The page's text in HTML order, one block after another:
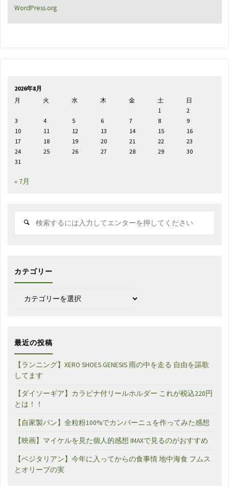
WordPress.org
2026年8月
月
火 水 木 金 土
日
1
2
3
4 5 6 7 8
9
10
11 12 13 14 15
16
17
18 19 20 21 22
23
24
25 26 27 28 29
30
31
« 7月
カテゴリー
最近の投稿
【ランニング】XERO SHOES GENESIS 雨の中を走る 自由を謳歌
してます
【ダイソーギア】カラビナ付リールホルダー これが税込220円
とは！！
【自家製パン】全粒粉100%でカンパーニュを作ってみた感想
【映画】マイケルを見た個人的感想 IMAXで見るのがおすすめ
【ベジタリアン】今年に入ってからの食事情 地中海食 フムス
とオリーブの実